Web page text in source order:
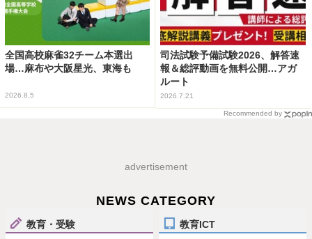
全国高校麻雀32チーム本選出
場…麻布や大阪星光、東海も
2026.8.5
司法試験予備試験2026、解答速
報＆総評動画を無料公開…アガ
ルート
2026.7.21
Recommended by
advertisement
NEWS CATEGORY
教育・受験 教育ICT